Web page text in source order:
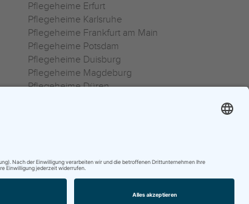
Pflegeheime Erfurt
Pflegeheime Karlsruhe
Pflegeheime Frankfurt am Main
Pflegeheime Potsdam
Pflegeheime Duisburg
Pflegeheime Magdeburg
Pflegeheime Düren
0800 800 666 0